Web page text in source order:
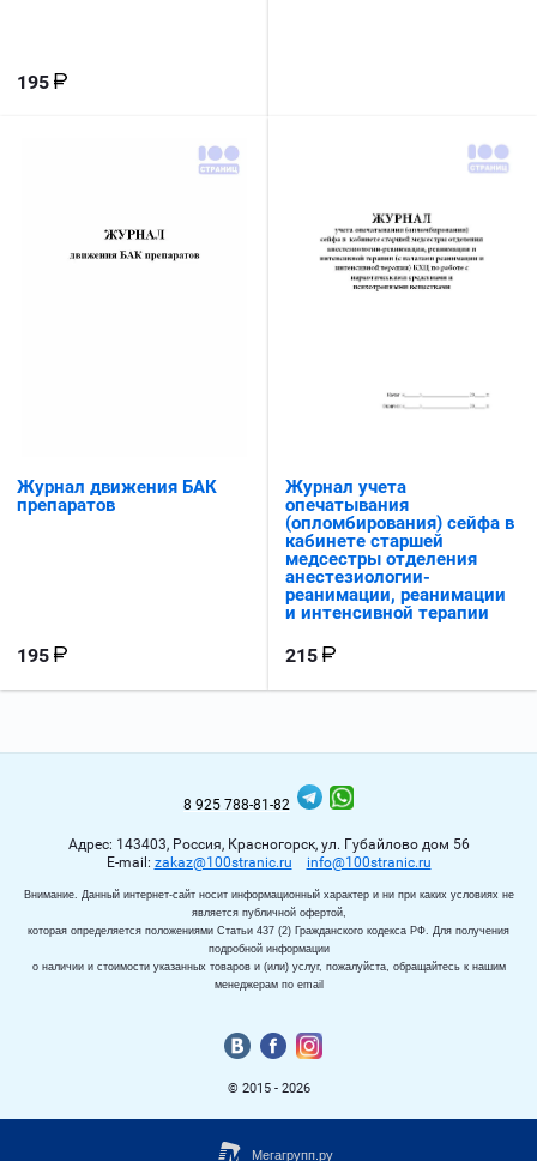
195
Журнал движения БАК
препаратов
195
Журнал учета
опечатывания
(опломбирования) сейфа в
кабинете старшей
медсестры отделения
анестезиологии-
реанимации, реанимации
и интенсивной терапии
215
8 925 788-81-82
Адрес: 143403, Россия, Красногорск, ул. Губайлово дом 56
Е-mail: zakaz@100stranic.ru info@100stranic.ru
Внимание. Данный интернет-сайт носит информационный характер и ни при каких условиях не
является публичной офертой,
которая определяется положениями Статьи 437 (2) Гражданского кодекса РФ. Для получения
подробной информации
о наличии и стоимости указанных товаров и (или) услуг, пожалуйста, обращайтесь к нашим
менеджерам по email
© 2015 - 2026